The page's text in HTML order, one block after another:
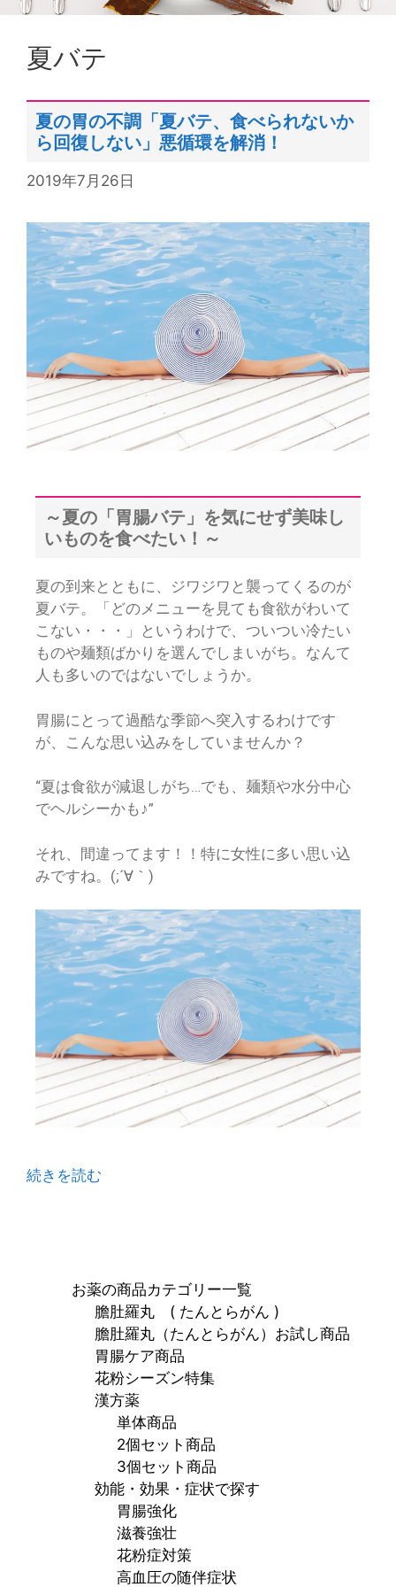
夏バテ
夏の胃の不調「夏バテ、食べられないか
ら回復しない」悪循環を解消！
2019年7月26日
～夏の「胃腸バテ」を気にせず美味し
いものを食べたい！～
夏の到来とともに、ジワジワと襲ってくるのが
夏バテ。「どのメニューを見ても食欲がわいて
こない・・・」というわけで、ついつい冷たい
ものや麺類ばかりを選んでしまいがち。なんて
人も多いのではないでしょうか。
胃腸にとって過酷な季節へ突入するわけです
が、こんな思い込みをしていませんか？
“夏は食欲が減退しがち…でも、麺類や水分中心
でヘルシーかも♪”
それ、間違ってます！！特に女性に多い思い込
みですね。(;´∀｀)
続きを読む
お薬の商品カテゴリー一覧
膽肚羅丸 ( たんとらがん )
膽肚羅丸（たんとらがん）お試し商品
胃腸ケア商品
花粉シーズン特集
漢方薬
単体商品
2個セット商品
3個セット商品
効能・効果・症状で探す
胃腸強化
滋養強壮
花粉症対策
高血圧の随伴症状